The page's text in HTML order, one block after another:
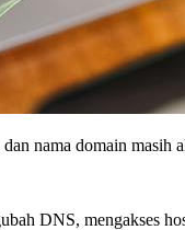
nama domain masih
DNS, mengakses